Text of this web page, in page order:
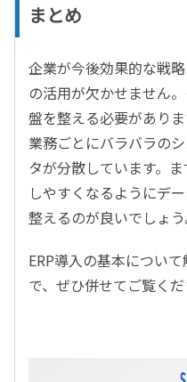
まとめ
企業が今後効果的な戦
の活用が欠かせません
盤を整える必要があり
業務ごとにバラバラの
タが分散しています。
しやすくなるようにデ
整えるのが良いでしょう
ERP導入の基本につい
で、ぜひ併せてご覧くだ